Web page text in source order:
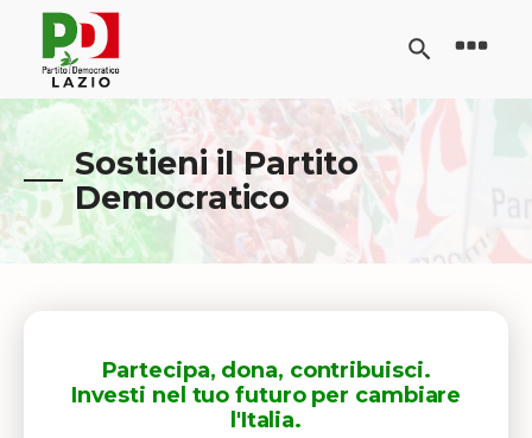
Sostieni il Partito
Democratico
Partecipa, dona, contribuisci.
Investi nel tuo futuro per cambiare
l'Italia.